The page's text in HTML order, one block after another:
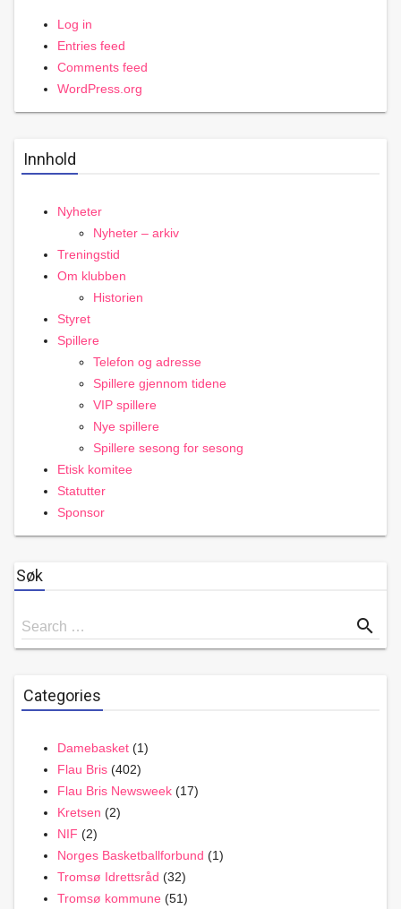
Log in
Entries feed
Comments feed
WordPress.org
Innhold
Nyheter
Nyheter – arkiv
Treningstid
Om klubben
Historien
Styret
Spillere
Telefon og adresse
Spillere gjennom tidene
VIP spillere
Nye spillere
Spillere sesong for sesong
Etisk komitee
Statutter
Sponsor
Søk
Search
for
Search … search
Categories
Damebasket (1)
Flau Bris (402)
Flau Bris Newsweek (17)
Kretsen (2)
NIF (2)
Norges Basketballforbund (1)
Tromsø Idrettsråd (32)
Tromsø kommune (51)